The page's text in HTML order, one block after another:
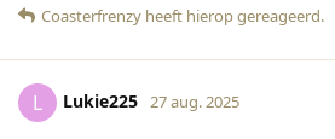
Coasterfrenzy heeft hierop gereageerd.
L Lukie225 27 aug. 2025